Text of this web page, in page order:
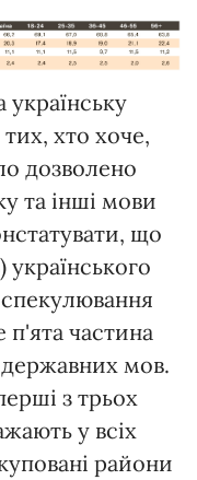
хто хоче,
дозволено
та інші мови
що
українського
частина
мов.
з трьох
у всіх
райони